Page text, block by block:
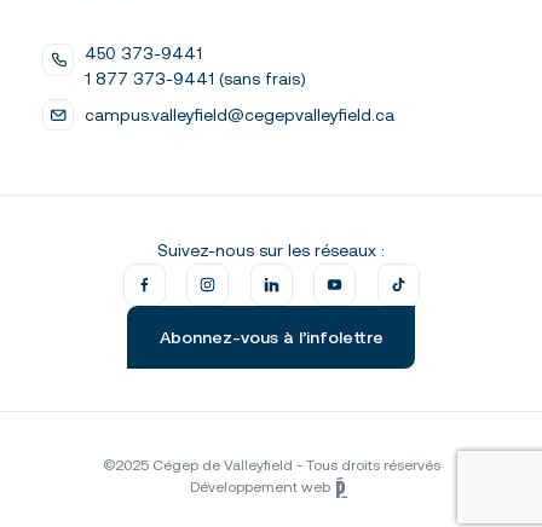
450 373-9441
1 877 373-9441 (sans frais)
campus.valleyfield@cegepvalleyfield.ca
Suivez-nous sur les réseaux :
Abonnez-vous à l’infolettre
©2025 Cégep de Valleyfield - Tous droits réservés
Développement web